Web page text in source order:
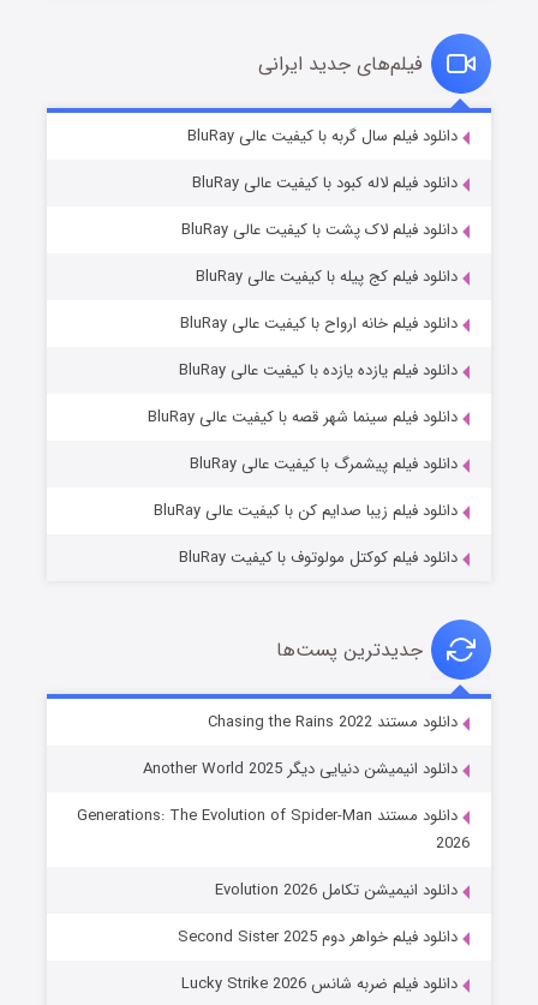
قسمت۷ (زیرنویس) منتشر شد
جادوگری در مغولستان
فیلم‌های جدید ایرانی
دانلود فیلم سال گربه با کیفیت عالی BluRay
دانلود فیلم لاله کبود با کیفیت عالی BluRay
دانلود فیلم لاک پشت با کیفیت عالی BluRay
دانلود فیلم کج‌ پیله با کیفیت عالی BluRay
دانلود فیلم خانه ارواح با کیفیت عالی BluRay
دانلود فیلم یازده یازده با کیفیت عالی BluRay
دانلود فیلم سینما شهر قصه با کیفیت عالی BluRay
دانلود فیلم پیشمرگ با کیفیت عالی BluRay
دانلود فیلم زیبا صدایم کن با کیفیت عالی BluRay
دانلود فیلم کوکتل مولوتوف با کیفیت BluRay
جدیدترین پست‌ها
دانلود مستند Chasing the Rains 2022
دانلود انیمیشن دنیایی دیگر Another World 2025
دانلود مستند Generations: The Evolution of Spider-Man
2026
دانلود انیمیشن تکامل Evolution 2026
دانلود فیلم خواهر دوم Second Sister 2025
دانلود فیلم ضربه شانس Lucky Strike 2026